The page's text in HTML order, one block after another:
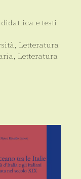
e testi
, Letteratura
, Letteratura